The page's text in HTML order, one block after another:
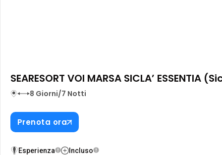
SEARESORT VOI MARSA SICLA’ ESSENTIA
8 Giorni/7 Notti
Prenota ora
Esperienza Incluso